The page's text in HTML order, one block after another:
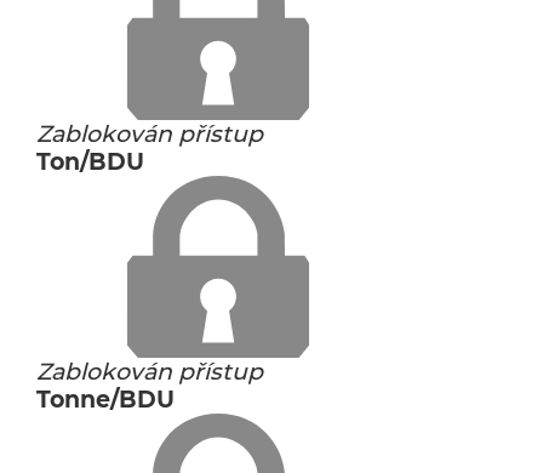
Zablokován přístup
Ton/BDU
Zablokován přístup
Tonne/BDU